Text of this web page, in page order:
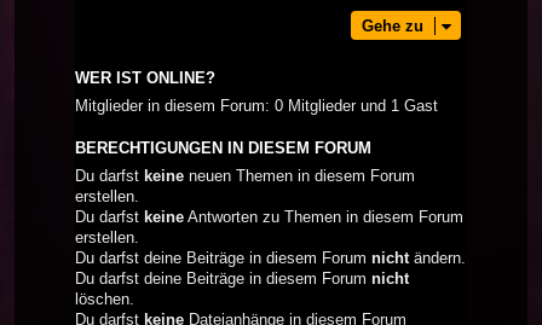
Gehe zu
WER IST ONLINE?
Mitglieder in diesem Forum: 0 Mitglieder und 1 Gast
BERECHTIGUNGEN IN DIESEM FORUM
Du darfst keine neuen Themen in diesem Forum
erstellen.
Du darfst keine Antworten zu Themen in diesem Forum
erstellen.
Du darfst deine Beiträge in diesem Forum nichtändern.
Du darfst deine Beiträge in diesem Forum nicht
löschen.
Du darfst keine Dateianhänge in diesem Forum